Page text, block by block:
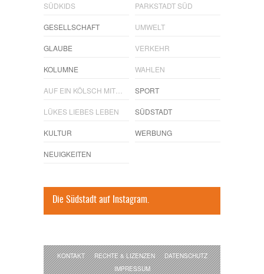
SÜDKIDS
GESELLSCHAFT
GLAUBE
KOLUMNE
AUF EIN KÖLSCH MIT…
LÜKES LIEBES LEBEN
KULTUR
NEUIGKEITEN
PARKSTADT SÜD
UMWELT
VERKEHR
WAHLEN
SPORT
SÜDSTADT
WERBUNG
Die Südstadt auf Instagram.
KONTAKT RECHTE & LIZENZEN
DATENSCHUTZ
IMPRESSUM